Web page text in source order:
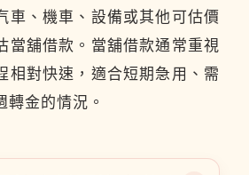
車、機車、設備或其他可估價
當舖借款。當舖借款通常重視
相對快速，適合短期急用、需
轉金的情況。